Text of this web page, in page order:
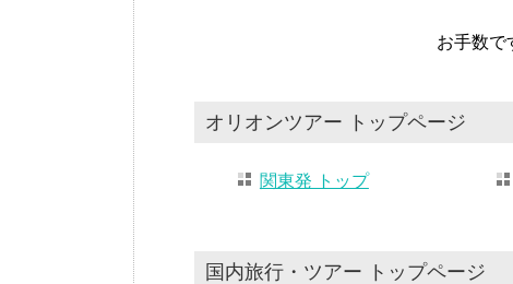
お手数で
オリオンツアー トップページ
関東発 トップ
国内旅行・ツアー トップページ